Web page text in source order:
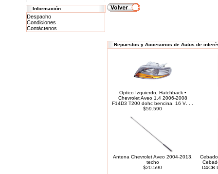
Información
Despacho
Condiciones
Contáctenos
Repuestos y Accesorios de Autos de
Optico Izquierdo, Hatchback •
Chevrolet Aveo 1.4 2006-2008
F14D3 T200 dohc bencina, 16 V
$59.590
Antena Chevrolet Aveo 2004-2013,
techo
$20.590
D4CB